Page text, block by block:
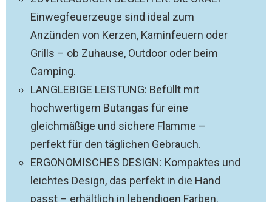
Einwegfeuerzeuge sind ideal zum
Anzünden von Kerzen, Kaminfeuern oder
Grills – ob Zuhause, Outdoor oder beim
Camping.
LANGLEBIGE LEISTUNG: Befüllt mit
hochwertigem Butangas für eine
gleichmäßige und sichere Flamme –
perfekt für den täglichen Gebrauch.
ERGONOMISCHES DESIGN: Kompaktes und
leichtes Design, das perfekt in die Hand
passt – erhältlich in lebendigen Farben.